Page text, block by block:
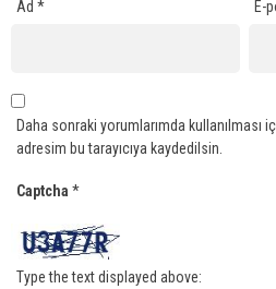
Ad * E-
Daha sonraki yorumlarımda kullanılması
adresim bu tarayıcıya kaydedilsin.
Captcha *
Type the text displayed above: